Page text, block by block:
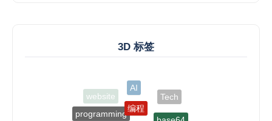
3D 标签
programming
编程